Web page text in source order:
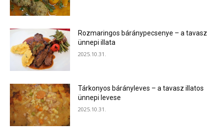
Rozmaringos báránypecsenye – a tavasz
ünnepi illata
2025.10.31.
Tárkonyos bárányleves – a tavasz illatos
ünnepi levese
2025.10.31.